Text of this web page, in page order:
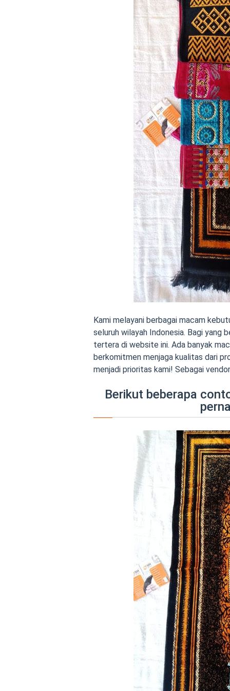
Kami melayani berbagai macam
seluruh wilayah Indonesia. Bagi yang
tertera di website ini. Ada banyak
berkomitmen menjaga kualitas dari
menjadi prioritas kami! Sebagai
Berikut beberapa